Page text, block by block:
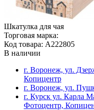
Шкатулка для чая
Торговая марка:
Код товара: A222805
В наличии
г. Воронеж, ул.
Копицентр
г. Воронеж, ул.
г. Курск ул. Карла
Фотоцентр,